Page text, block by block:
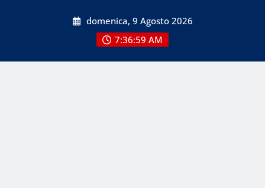
domenica, 9 Agosto 2026
7:36:59 AM